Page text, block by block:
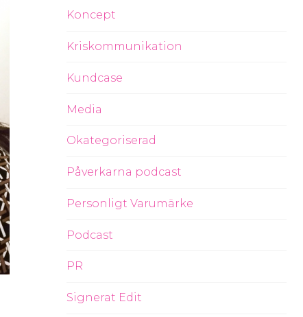
Koncept
Kriskommunikation
Kundcase
Media
Okategoriserad
Påverkarna podcast
Personligt Varumärke
Podcast
PR
Signerat Edit